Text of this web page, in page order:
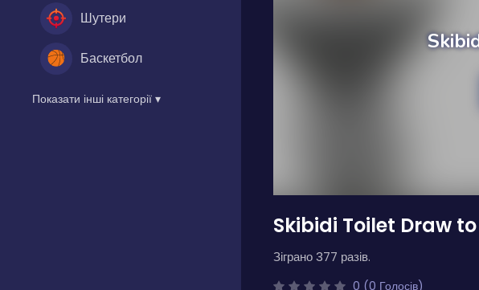
Шутери
Баскетбол
Показати інші категорії ▾
Skibidi Toilet Draw
Зіграно 377 разів.
0 (0 Голосів)